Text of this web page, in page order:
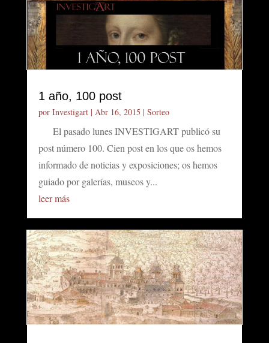
1 año, 100 post
por Investigart| Abr 16, 2015 | Sorteo
El pasado lunes INVESTIGART publicó su
post número 100. Cien post en los que os hemos
informado de noticias y exposiciones; os hemos
guiado por galerías, museos y...
leer más